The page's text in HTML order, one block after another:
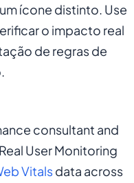
ícone distinto. Use
o impacto real
de regras de
consultant and
User Monitoring
Vitalsdata across